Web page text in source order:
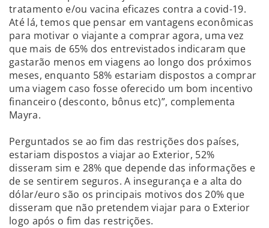
tratamento e/ou vacina eficazes contra a covid-19.
Até lá, temos que pensar em vantagens econômicas
para motivar o viajante a comprar agora, uma vez
que mais de 65% dos entrevistados indicaram que
gastarão menos em viagens ao longo dos próximos
meses, enquanto 58% estariam dispostos a comprar
uma viagem caso fosse oferecido um bom incentivo
financeiro (desconto, bônus etc)”, complementa
Mayra.
Perguntados se ao fim das restrições dos países,
estariam dispostos a viajar ao Exterior, 52%
disseram sim e 28% que depende das informações e
de se sentirem seguros. A insegurança e a alta do
dólar/euro são os principais motivos dos 20% que
disseram que não pretendem viajar para o Exterior
logo após o fim das restrições.